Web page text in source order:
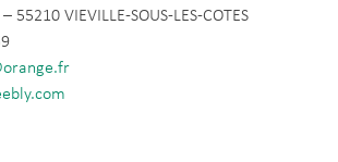
55210 VIEVILLE-SOUS-LES-COTES